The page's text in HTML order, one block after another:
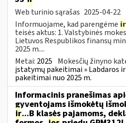
Web turinio sąrašas 2025-04-22
Informuojame, kad parengėme ir
teisės aktus: 1. Valstybinės
Lietuvos Respublikos finansų
2025 m....
Metai: 2025 Mokesčių žinyno
įstatymų pakeitimai » Labdaros
pakeitimai nuo 2025 m.
Informacinis pranešimas
gyventojams išmokėtų
ir...B klasės pajamoms,